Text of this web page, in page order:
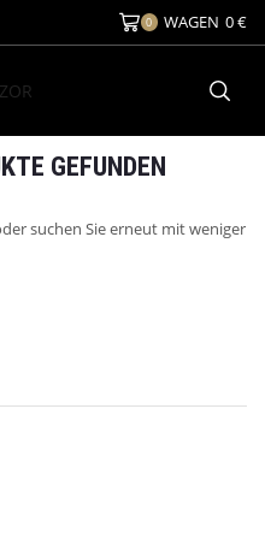
0 WAGEN 0€
GEFUNDEN
suchen Sie erneut mit weniger